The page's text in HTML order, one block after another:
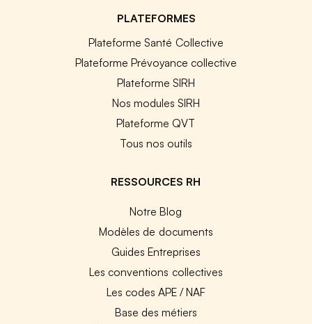
PLATEFORMES
Plateforme Santé Collective
Plateforme Prévoyance collective
Plateforme SIRH
Nos modules SIRH
Plateforme QVT
Tous nos outils
RESSOURCES RH
Notre Blog
Modèles de documents
Guides Entreprises
Les conventions collectives
Les codes APE / NAF
Base des métiers